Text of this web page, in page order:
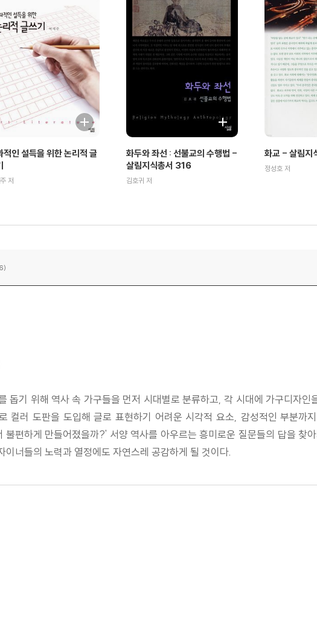
적인 설득을 위한 논리적 글
저
화두와 좌선 : 선불교의 수행법 -
살림지식총서 316
김호귀 저
화교 - 살림
정성호 저
)
돕기 위해 역사 속 가구들을 먼저 시대별로 분류하고, 각 시대에 가구디자
컬러 도판을 도입해 글로 표현하기 어려운 시각적 요소, 감성적인 부분까
편하게 만들어졌을까?' 서양 역사를 아우르는 흥미로운 질문들의 답을 찾
너들의 노력과 열정에도 자연스레 공감하게 될 것이다.